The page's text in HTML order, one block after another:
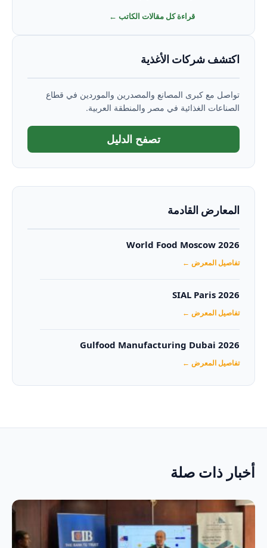
قراءة كل مقالات الكاتب ←
اكتشف شركات الأغذية
تواصل مع كبرى المصانع والمصدرين والموردين في قطاع
الصناعات الغذائية في مصر والمنطقة العربية.
تصفح الدليل
المعارض القادمة
World Food Moscow 2026
تفاصيل المعرض ←
SIAL Paris 2026
تفاصيل المعرض ←
Gulfood Manufacturing Dubai 2026‏
تفاصيل المعرض ←
أخبار ذات صلة